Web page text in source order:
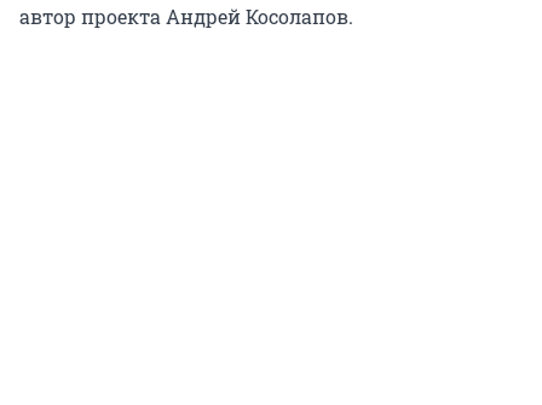
автор проекта Андрей Косолапов.